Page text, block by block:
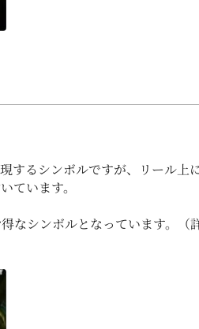
するシンボルですが、リール上
ています。
なシンボルとなっています。（